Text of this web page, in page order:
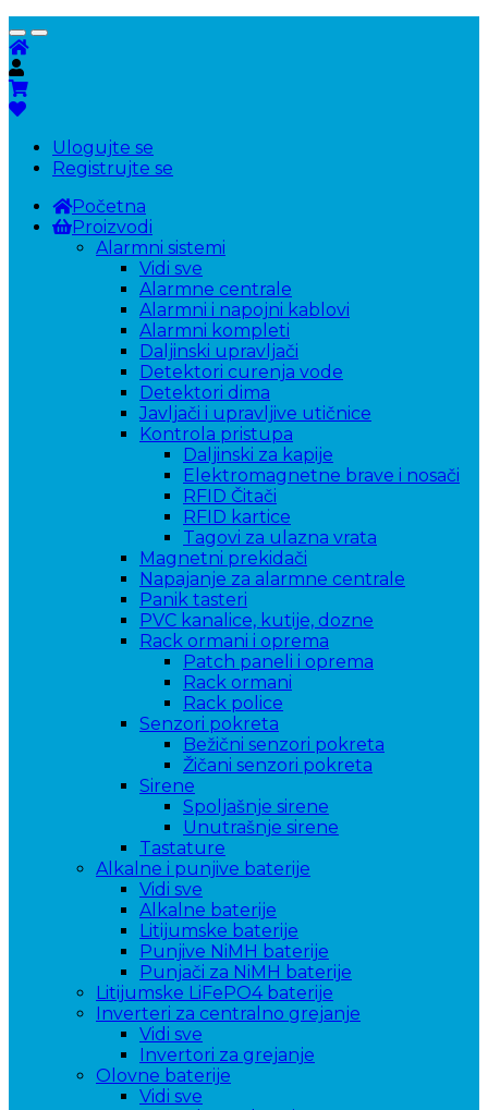
Ulogujte se
Registrujte se
Početna
Proizvodi
Alarmni sistemi
Vidi sve
Alarmne centrale
Alarmni i napojni kablovi
Alarmni kompleti
Daljinski upravljači
Detektori curenja vode
Detektori dima
Javljači i upravljive utičnice
Kontrola pristupa
Daljinski za kapije
Elektromagnetne brave i nosači
RFID Čitači
RFID kartice
Tagovi za ulazna vrata
Magnetni prekidači
Napajanje za alarmne centrale
Panik tasteri
PVC kanalice, kutije, dozne
Rack ormani i oprema
Patch paneli i oprema
Rack ormani
Rack police
Senzori pokreta
Bežični senzori pokreta
Žičani senzori pokreta
Sirene
Spoljašnje sirene
Unutrašnje sirene
Tastature
Alkalne i punjive baterije
Vidi sve
Alkalne baterije
Litijumske baterije
Punjive NiMH baterije
Punjači za NiMH baterije
Litijumske LiFePO4 baterije
Inverteri za centralno grejanje
Vidi sve
Invertori za grejanje
Olovne baterije
Vidi sve